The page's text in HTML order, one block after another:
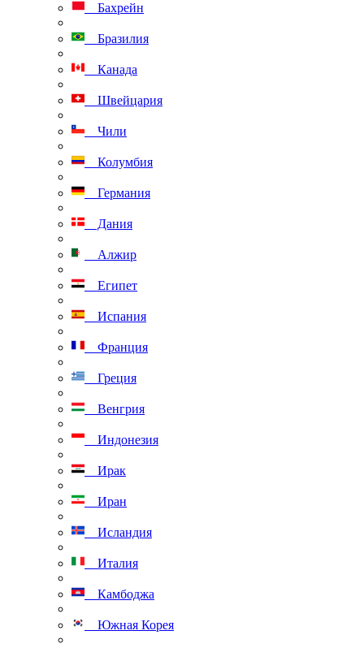
Бахрейн
Бразилия
Канада
Швейцария
Чили
Колумбия
Германия
Дания
Алжир
Египет
Испания
Франция
Греция
Венгрия
Индонезия
Ирак
Иран
Исландия
Италия
Камбоджа
Южная Корея